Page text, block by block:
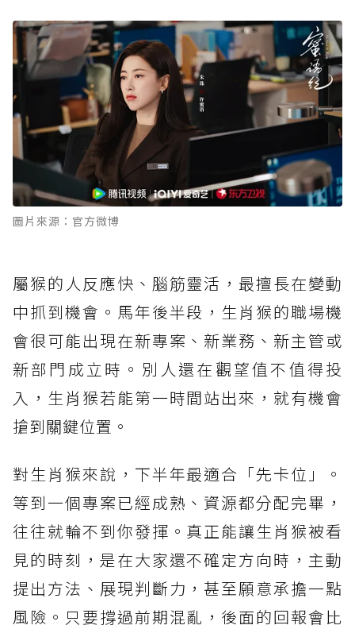
圖片來源：官方微博
屬猴的人反應快、腦筋靈活，最擅長在變動
中抓到機會。馬年後半段，生肖猴的職場機
會很可能出現在新專案、新業務、新主管或
新部門成立時。別人還在觀望值不值得投
入，生肖猴若能第一時間站出來，就有機會
搶到關鍵位置。
對生肖猴來說，下半年最適合「先卡位」。
等到一個專案已經成熟、資源都分配完畢，
往往就輪不到你發揮。真正能讓生肖猴被看
見的時刻，是在大家還不確定方向時，主動
提出方法、展現判斷力，甚至願意承擔一點
風險。只要撐過前期混亂，後面的回報會比